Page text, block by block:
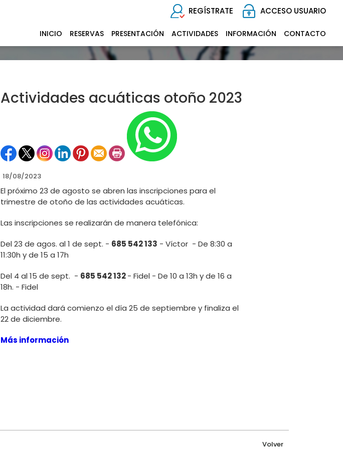
REGÍSTRATE ACCESO USUARIO
INICIO RESERVAS PRESENTACIÓN ACTIVIDADES INFORMACIÓN CONTACTO
Actividades acuáticas otoño 2023
18/08/2023
El próximo 23 de agosto se abren las inscripciones para el
trimestre de otoño de las actividades acuáticas.
Las inscripciones se realizarán de manera telefónica:
Del 23 de agos. al 1 de sept. - 685 542 133 - Víctor - De 8:30 a
11:30h y de 15 a 17h
Del 4 al 15 de sept. - 685 542 132- Fidel - De 10 a 13h y de 16 a
18h. - Fidel
La actividad dará comienzo el día 25 de septiembre y finaliza el
22 de diciembre.
Más información
Volver